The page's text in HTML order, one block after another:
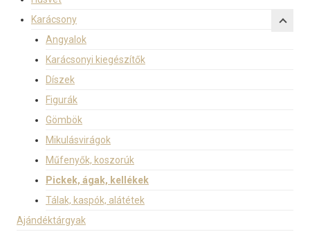
Karácsony
Angyalok
Karácsonyi kiegészítők
Díszek
Figurák
Gömbök
Mikulásvirágok
Műfenyők, koszorúk
Pickek, ágak, kellékek
Tálak, kaspók, alátétek
Ajándéktárgyak